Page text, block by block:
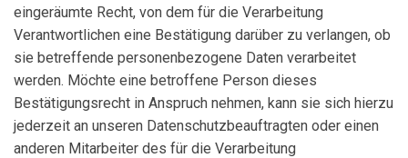
eingeräumte Recht, von dem für die Verarbeitung
Verantwortlichen eine Bestätigung darüber zu verlangen, ob
sie betreffende personenbezogene Daten verarbeitet
werden. Möchte eine betroffene Person dieses
Bestätigungsrecht in Anspruch nehmen, kann sie sich hierzu
jederzeit an unseren Datenschutzbeauftragten oder einen
anderen Mitarbeiter des für die Verarbeitung